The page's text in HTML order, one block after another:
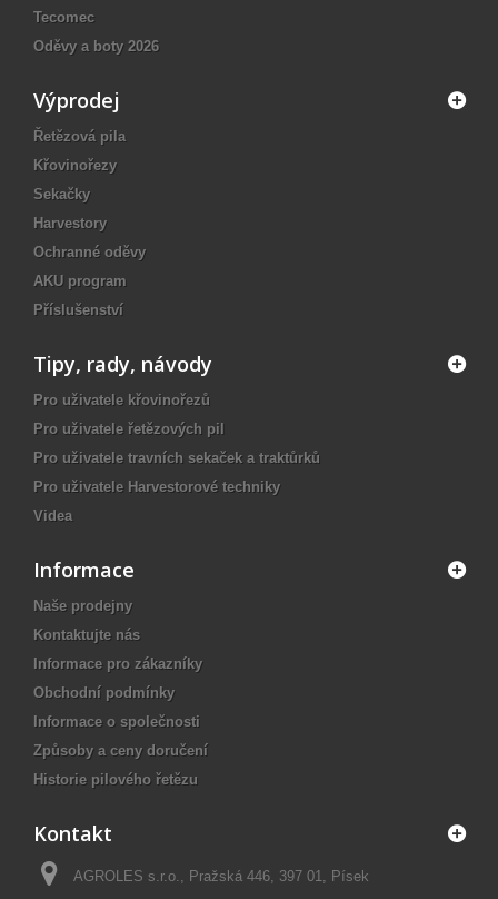
Tecomec
Oděvy a boty 2026
Výprodej
Řetězová pila
Křovinořezy
Sekačky
Harvestory
Ochranné oděvy
AKU program
Příslušenství
Tipy, rady, návody
Pro uživatele křovinořezů
Pro uživatele řetězových pil
Pro uživatele travních sekaček a traktůrků
Pro uživatele Harvestorové techniky
Videa
Informace
Naše prodejny
Kontaktujte nás
Informace pro zákazníky
Obchodní podmínky
Informace o společnosti
Způsoby a ceny doručení
Historie pilového řetězu
Kontakt
AGROLES s.r.o., Pražská 446, 397 01, Písek